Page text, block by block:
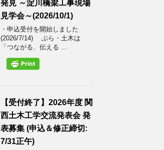
発見 ～淀川橋梁工事現場
見学会～(2026/10/1)
・申込受付を開始しました
(2026/7/14) ぶら・土木は
「つながる、伝える ...
【受付終了】2026年度 関
西土木工学交流発表会 発
表募集 (申込＆修正締切:
7/31正午)